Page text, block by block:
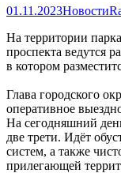
01.11.2023Новости
На территории
проспекта ведутся
в котором
Глава городского
оперативное
На сегодняшний
две трети. Идёт
систем, а также
прилегающей